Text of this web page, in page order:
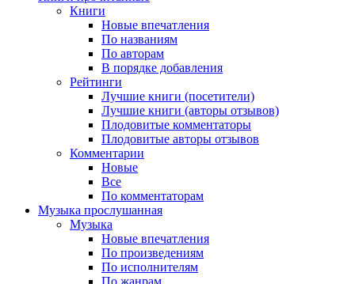
Книги
Новые впечатления
По названиям
По авторам
В порядке добавления
Рейтинги
Лучшие книги (посетители)
Лучшие книги (авторы отзывов)
Плодовитые комментаторы
Плодовитые авторы отзывов
Комментарии
Новые
Все
По комментаторам
Музыка прослушанная
Музыка
Новые впечатления
По произведениям
По исполнителям
По жанрам